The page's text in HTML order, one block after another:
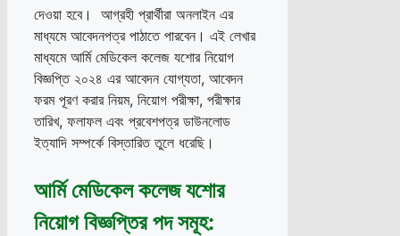
দেওয়া হবে। আগ্রহী প্রার্থীরা অনলাইন এর
মাধ্যমে আবেদনপত্র পাঠাতে পারবেন। এই লেখার
মাধ্যমে আর্মি মেডিকেল কলেজ যশোর নিয়োগ
বিজ্ঞপ্তি ২০২৪ এর আবেদন যোগ্যতা, আবেদন
ফরম পূরণ করার নিয়ম, নিয়োগ পরীক্ষা, পরীক্ষার
তারিখ, ফলাফল এবং প্রবেশপত্র ডাউনলোড
ইত্যাদি সম্পর্কে বিস্তারিত তুলে ধরেছি।
আর্মি মেডিকেল কলেজ যশোর
নিয়োগ বিজ্ঞপ্তির পদ সমূহ: